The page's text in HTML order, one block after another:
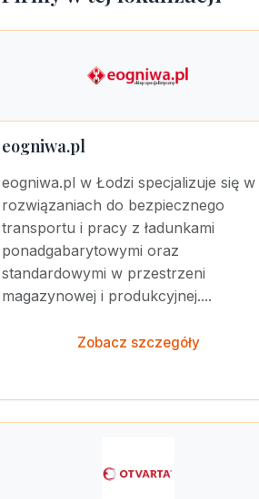
eogniwa.pl
eogniwa.pl w Łodzi specjalizuje się w
rozwiązaniach do bezpiecznego
transportu i pracy z ładunkami
ponadgabarytowymi oraz
standardowymi w przestrzeni
magazynowej i produkcyjnej....
Zobacz szczegóły